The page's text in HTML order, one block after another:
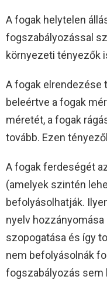
A fogak helytelen
fogszabályozással
környezeti tényezők
A fogak elrendezése
beleértve a fogak
méretét, a fogak
tovább. Ezen
A fogak ferdeségét
(amelyek szintén
befolyásolhatják.
nyelv
szopogatása és így
nem befolyásolnák
fogszabályozás sem